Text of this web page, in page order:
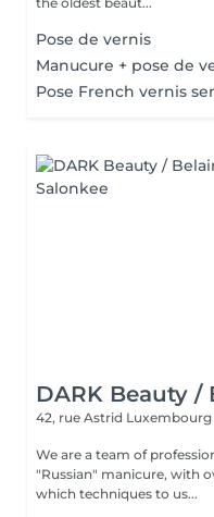
Pose de vernis
Manucure + pose de
Pose French vernis
DARK Beauty /
42, rue Astrid Luxembourg
We are a team of
"Russian" manicure, with over
which techniques to us...